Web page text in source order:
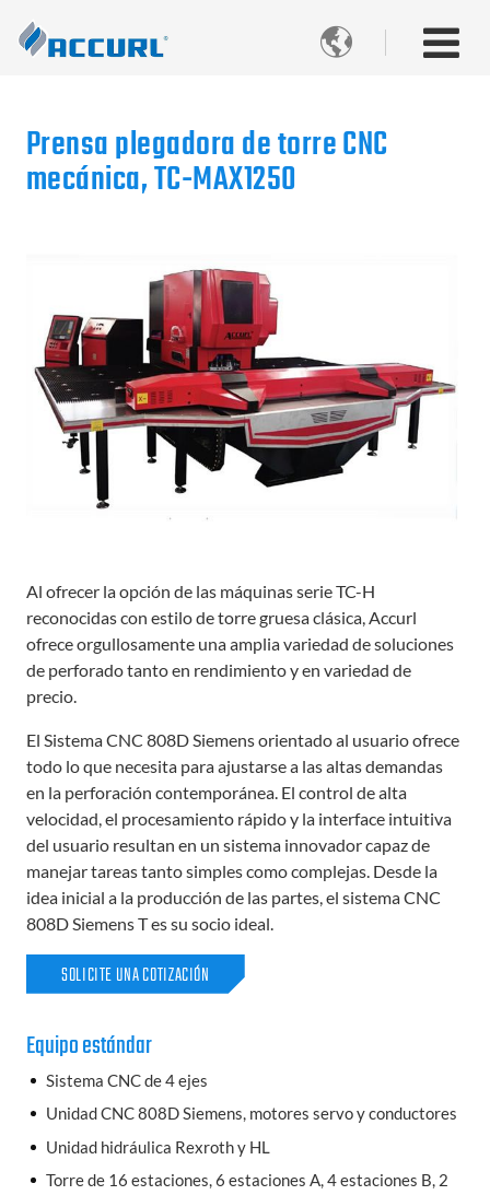

Prensa plegadora de torre CNC
mecánica, TC-MAX1250
Al ofrecer la opción de las máquinas serie TC-H
reconocidas con estilo de torre gruesa clásica, Accurl
ofrece orgullosamente una amplia variedad de soluciones
de perforado tanto en rendimiento y en variedad de
precio.
El Sistema CNC 808D Siemens orientado al usuario ofrece
todo lo que necesita para ajustarse a las altas demandas
en la perforación contemporánea. El control de alta
velocidad, el procesamiento rápido y la interface intuitiva
del usuario resultan en un sistema innovador capaz de
manejar tareas tanto simples como complejas. Desde la
idea inicial a la producción de las partes, el sistema CNC
808D Siemens T es su socio ideal.
SOLICITE UNA COTIZACIÓN
Equipo estándar
Sistema CNC de 4 ejes
Unidad CNC 808D Siemens, motores servo y conductores
Unidad hidráulica Rexroth y HL
Torre de 16 estaciones, 6 estaciones A, 4 estaciones B, 2